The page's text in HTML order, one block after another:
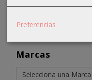
Marcas
Preferencias